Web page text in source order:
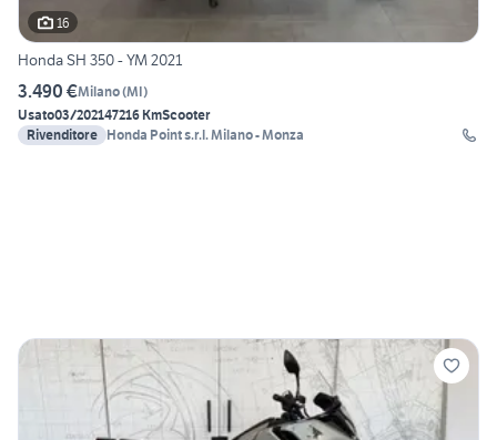
16
Honda SH 350 - YM 2021
3.490 €Milano(MI)
Usato03/202147216 KmScooter
Rivenditore Honda Point s.r.l. Milano - Monza